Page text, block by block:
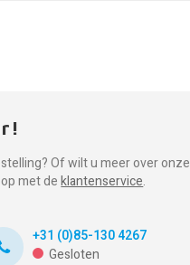
Of wilt u meer over onze
met deklantenservice.
+31 (0)85-130 4267
Gesloten